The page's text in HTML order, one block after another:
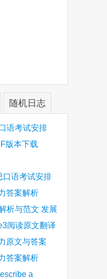
随机日志
语考试安排
版本下载
口语考试安排
答案解析
析与范文 发展
文
阅读原文翻译
translation
原文与答案
答案解析
a